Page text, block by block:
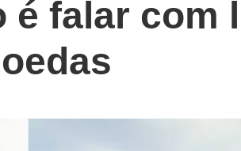
é falar com